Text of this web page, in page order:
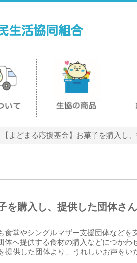
【よどまる応援基金】お菓子を購入し
を購入し、提供した団体さ
堂やシングルマザー支援団体など
へ提供する食材の購入などにつかわ
供した団体より、うれしいお声をい